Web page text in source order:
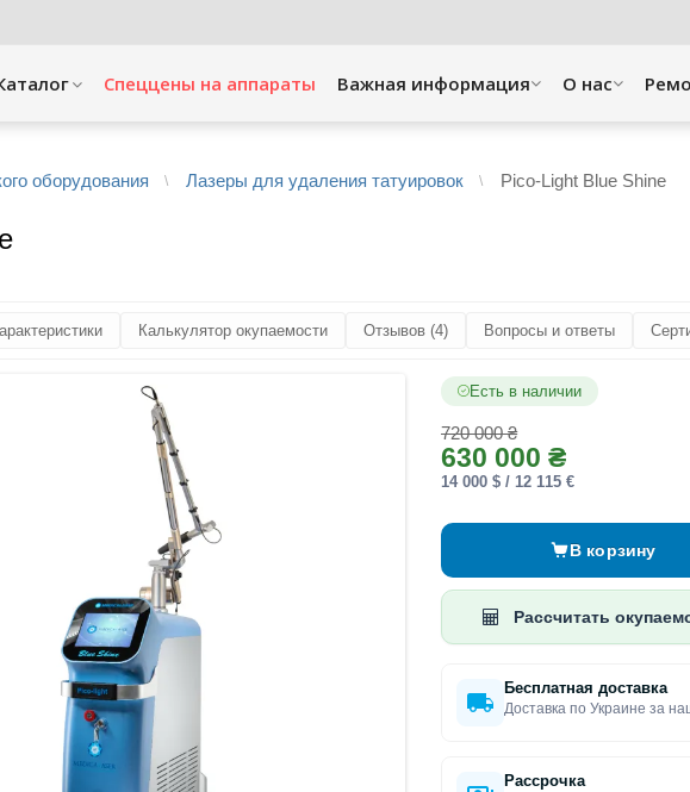
Спеццены на аппараты Важная информация O нас
оборудования Лазеры для удаления татуировок Pico-Light Blue Shine
Калькулятор окупаемости Отзывов (4) Вопросы и ответы
Есть в наличии
720 000 ₴
630 000 ₴
14 000 $ / 12 115 €
В корзину
Рассчитать
Бесплатная доставка
Доставка по Украине за
Рассрочка